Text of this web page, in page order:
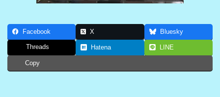
Facebook X Bluesky
Threads Hatena LINE
Copy